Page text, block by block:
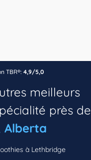
TBR®: 4,9/5,0
meilleurs
près de
Alberta
à Lethbridge